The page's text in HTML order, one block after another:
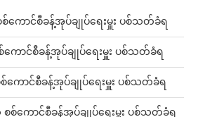
ောင်စီခန့်အုပ်ချုပ်ရေးမှူး ပစ်သတ်ခံရ
ာင်စီခန့်အုပ်ချုပ်ရေးမှူး ပစ်သတ်ခံရ
ောင်စီခန့်အုပ်ချုပ်ရေးမှူး ပစ်သတ်ခံရ
ကောင်စီခန့်အုပ်ချုပ်ရေးမှူး ပစ်သတ်ခံရ